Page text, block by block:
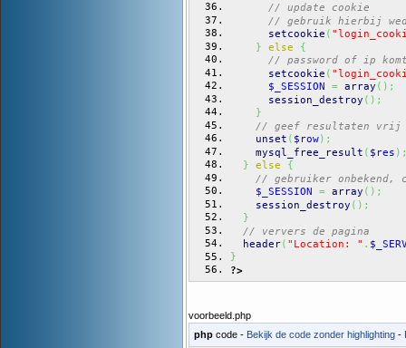
// update cookie
// gebruik hierbij
setcookie (
}
else
{
// password of ip
setcookie (
$_SESSION
= array ( ) ;
session_destroy ( ) ;
}
// geef resultaten vrij
unset ( $row) ;
mysql_free_result ( $res )
}
else
{
// gebruiker onbekend,
$_SESSION
= array ( ) ;
session_destroy ( ) ;
}
// ververs de pagina
header( "Location: " .
}
?>
voorbeeld.php
php code - Bekijk de code zonder highlighting -